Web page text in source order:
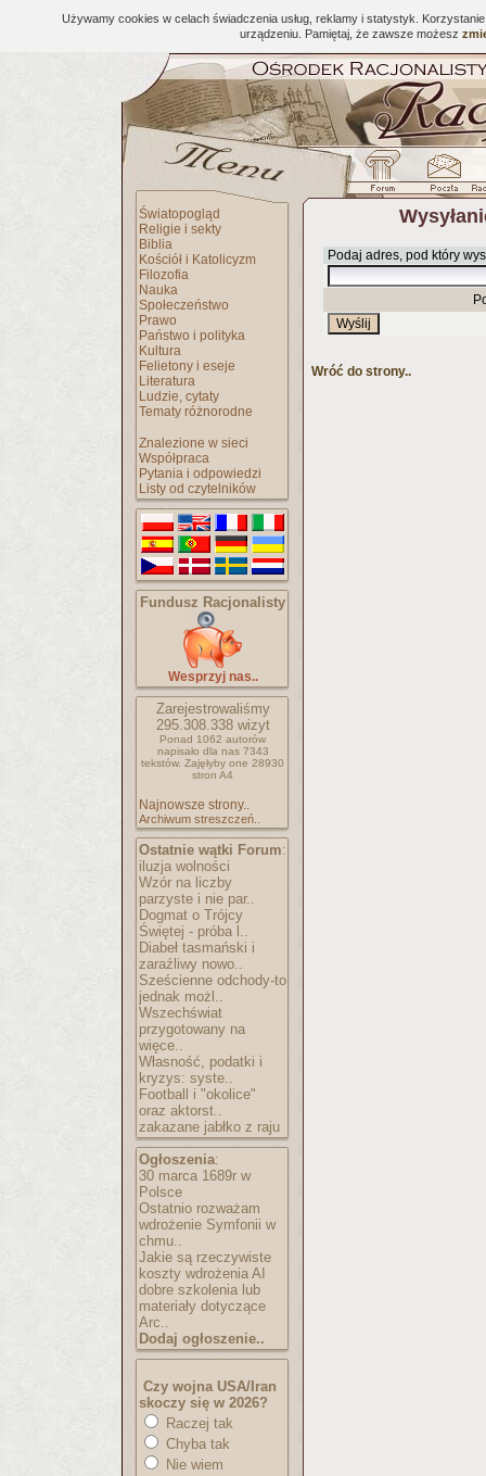
Używamy cookies w celach świadczenia usług, reklamy i statystyk.
urządzeniu. Pamiętaj, że zawsze możesz
Światopogląd
Religie i sekty
Biblia
Kościół i Katolicyzm
Filozofia
Nauka
Społeczeństwo
Prawo
Państwo i polityka
Kultura
Felietony i eseje
Literatura
Ludzie, cytaty
Tematy różnorodne
Znalezione w sieci
Współpraca
Pytania i odpowiedzi
Listy od czytelników
Fundusz Racjonalisty
Wesprzyj nas..
Zarejestrowaliśmy
295.308.338wizyt
Ponad 1062 autorów
napisało dla nas 7343
tekstów. Zajęłyby one 28930
stron A4
Najnowsze strony..
Archiwum streszczeń..
Ostatnie wątki Forum:
iluzja wolności
Wzór na liczby
parzyste i nie par..
Dogmat o Trójcy
Świętej - próba l..
Diabeł tasmański i
zaraźliwy nowo..
Sześcienne odchody-to
jednak możl..
Wszechświat
przygotowany na
więce..
Własność, podatki i
kryzys: syste..
Football i "okolice"
oraz aktorst..
zakazane jabłko z raju
Ogłoszenia:
30 marca 1689r w
Polsce
Ostatnio rozważam
wdrożenie Symfonii w
chmu..
Jakie są rzeczywiste
koszty wdrożenia AI
dobre szkolenia lub
materiały dotyczące
Arc..
Dodaj ogłoszenie..
Czy wojna USA/Iran
skoczy się w 2026?
Raczej tak
Chyba tak
Nie wiem
Podaj adres, pod który
Wróć do strony..